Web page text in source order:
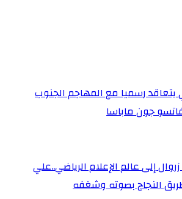
رسميا مع المهاجم الجنوب
جون ماباسا
إلى عالم الإعلام الرياضي..علي
النجاح بصوته وشغفه